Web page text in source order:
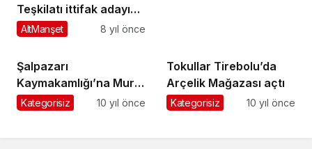
Teşkilatı ittifak adayı
Kurukız’ı ziyaret etti
AltManşet 8 yıl önce
Şalpazarı
Kaymakamlığı’na Murat
Acar görevlendirildi
Kategorisiz 10 yıl önce
Tokullar Tirebolu’da
Arçelik Mağazası açtı
Kategorisiz 10 yıl önce